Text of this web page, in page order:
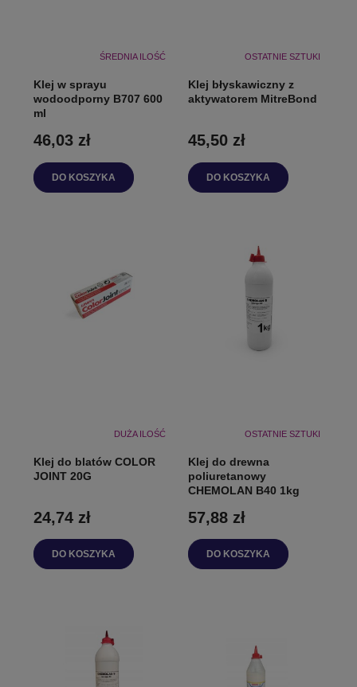
ŚREDNIA ILOŚĆ
Klej w sprayu
wodoodporny B707 600
ml
46,03 zł
DO KOSZYKA
OSTATNIE SZTUKI
Klej błyskawiczny z
aktywatorem MitreBond
45,50 zł
DO KOSZYKA
DUŻA ILOŚĆ
Klej do blatów COLOR
JOINT 20G
24,74 zł
DO KOSZYKA
OSTATNIE SZTUKI
Klej do drewna
poliuretanowy
CHEMOLAN B40 1kg
57,88 zł
DO KOSZYKA